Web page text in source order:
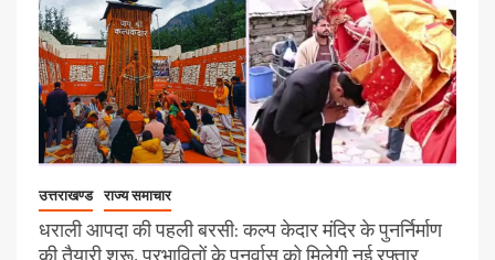
उत्तराखण्ड राज्य समाचार
धराली आपदा की पहली बरसी: कल्प केदार मंदिर के पुनर्निर्माण
की तैयारी शुरू, प्रभावितों के पुनर्वास को मिलेगी नई रफ्तार